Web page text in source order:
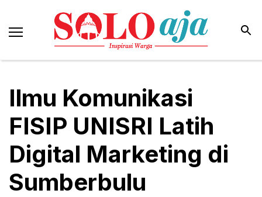
Ilmu Komunikasi
FISIP UNISRI Latih
Digital Marketing di
Sumberbulu